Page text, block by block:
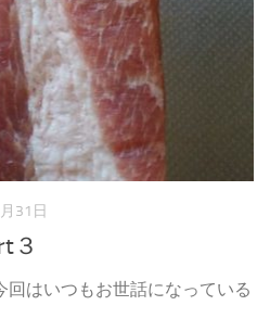
31日
３
はいつもお世話になっている